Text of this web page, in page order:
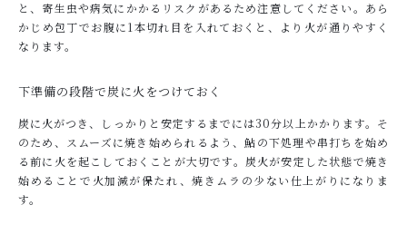
と、寄生虫や病気にかかるリスクがあるため注意してください。あら
かじめ包丁でお腹に1本切れ目を入れておくと、より火が通りやすく
なります。
下準備の段階で炭に火をつけておく
炭に火がつき、しっかりと安定するまでには30分以上かかります。そ
のため、スムーズに焼き始められるよう、鮎の下処理や串打ちを始め
る前に火を起こしておくことが大切です。炭火が安定した状態で焼き
始めることで火加減が保たれ、焼きムラの少ない仕上がりになりま
す。